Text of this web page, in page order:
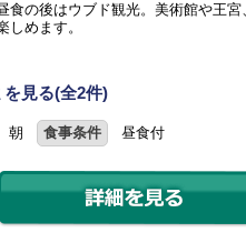
食の後はウブド観光。美術館や王宮
めます。
を見る(全2件)
朝 食事条件 昼食付